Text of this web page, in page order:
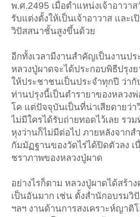
พ.ศ.2495 เมื่อตำแหน่งเจ้าอาวาส
รับแต่งตั้งให้เป็นเจ้าอาวาส และ
วิปัสสนาชั้นสูงขึ้นด้วย
อีกทั้งเวลามีงานสำคัญเป็นงานปร
หลวงปู่ผาดจะได้ประกอบพิธีปรุง
ให้ประชาชนเป็นประจำทุกปี ว่ากั
ท่านปรุงนี้เป็นตำรายาของหลวง
โค แต่ปัจจุบันเป็นที่น่าเสียดายว่า
ไม่มีใครได้รับถ่ายทอดไว้เลย รว
หุงว่านก็ไม่มีต่อไป ภายหลังจากส
กัมมัฏฐานของวัดไร่ได้ปิดตัวลง เ
ชราภาพของหลวงปู่ผาด
อย่างไรก็ตาม หลวงปู่ผาดได้สร้า
เป็นอันมาก เช่น ตั้งสำนักอบรมวิ
ฯลฯ งานด้านการสงเคราะห์ญาติ